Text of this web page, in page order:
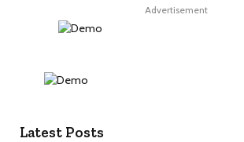
Advertisement
Latest Posts